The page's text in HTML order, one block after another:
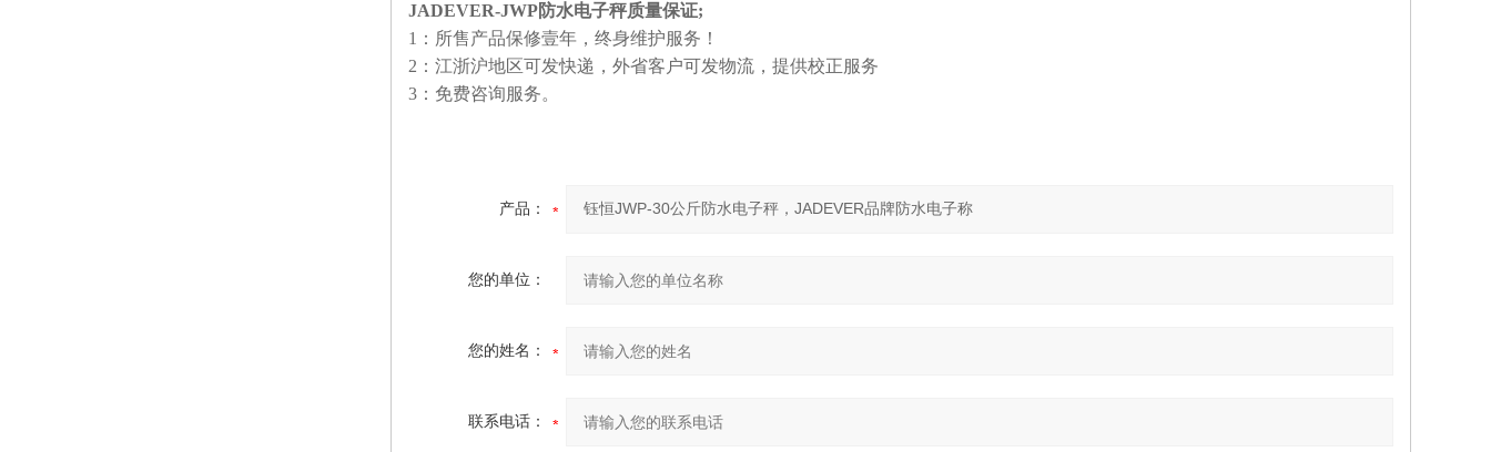
JADEVER-JWP防水电子秤质量保证;
1：所售产品保修壹年，终身维护服务！
2：江浙沪地区可发快递，外省客户可发物流，提供校正服务
3：免费咨询服务。
产品：
您的单位：
您的姓名：
联系电话：